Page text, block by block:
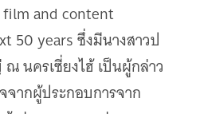
film and content
50 years ซึ่งมีนางสาวป
นครเซี่ยงไฮ้ เป็นผู้กล่าว
จากผู้ประกอบการจาก